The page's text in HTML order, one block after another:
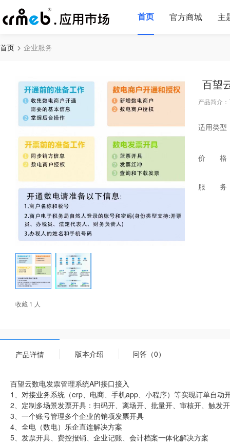
首页 官方商城 主
首页 企业服务
收藏 1 人
百望
产品简介
适用类型
价 格
服 务
产品详情 版本介绍 问答（0）
百望云数电发票管理系统API接口接入
1、对接业务系统（erp、电商、手机app、小程序）等实现订单自动
2、定制多场景发票开具：扫码开、离场开、批量开、审核开、触发开
3、一个账号管理多个企业的销项发票开具
4、全电（数电）乐企直连解决方案
5、发票开具、费控报销、企业记账、会计档案一体化解决方案